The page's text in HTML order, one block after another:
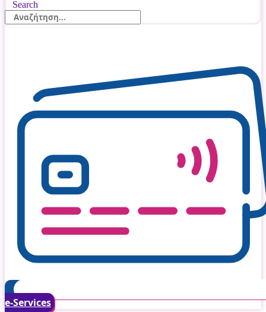
Search
e-Services